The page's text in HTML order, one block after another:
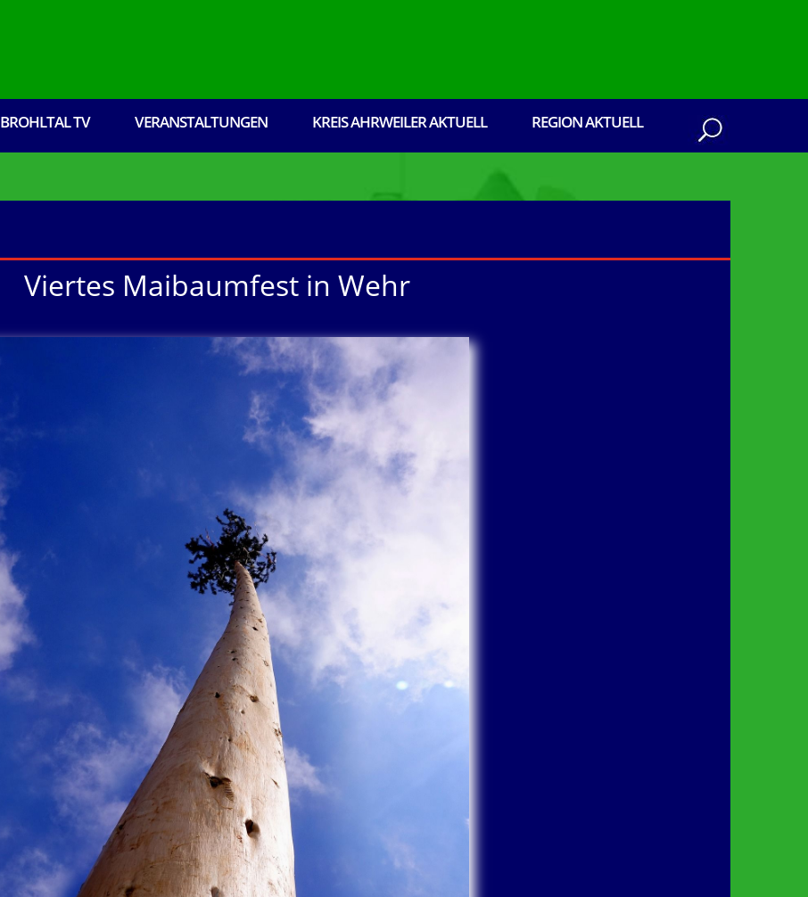
BROHLTAL TV VERANSTALTUNGEN KREIS AHRWEILER AKTUELL REGION AKTUELL
Viertes Maibaumfest in Wehr